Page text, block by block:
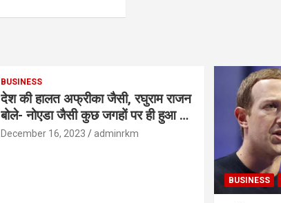
BUSINESS
देश की हालत अफ्रीका जैसी, रघुराम राजन
बोले- नोएडा जैसी कुछ जगहों पर ही हुआ है
विकास : रघुराम राजन
December 16, 2023 adminrkm
BUSINESS